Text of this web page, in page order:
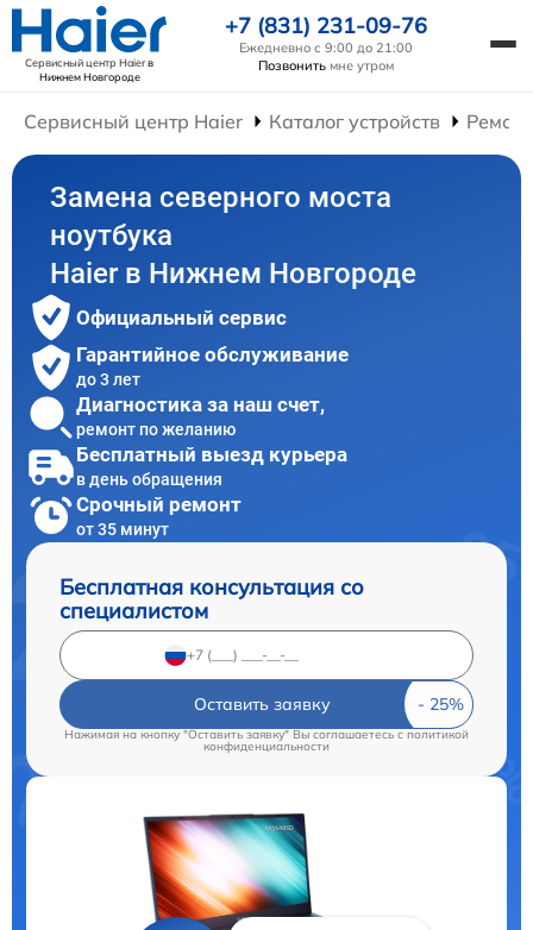
Сервисный центр Haierв
Нижнем Новгороде
+7 (831) 231-09-76
Ежедневно с 9:00 до 21:00
Позвонить мне утром
Сервисный центр Haier Каталог устройств
Замена северного моста
ноутбука
Haier в Нижнем Новгороде
Официальный сервис
Гарантийное обслуживание
до 3 лет
Диагностика за наш счет,
ремонт по желанию
Бесплатный выезд курьера
в день обращения
Срочный ремонт
от 35 минут
Бесплатная консультация со
специалистом
Оставить заявку
Нажимая на кнопку "Оставить заявку" Вы соглашаетесь cполитикой
конфиденциальности